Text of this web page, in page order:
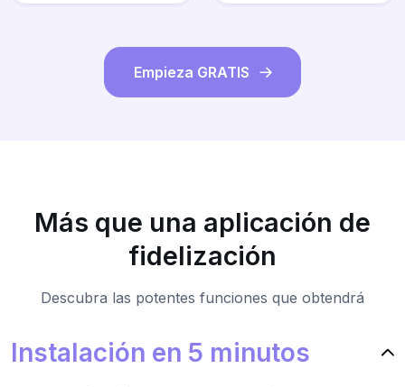
Empieza GRATIS
Más que una aplicación de
fidelización
Descubra las potentes funciones que obtendrá
Instalación en 5 minutos